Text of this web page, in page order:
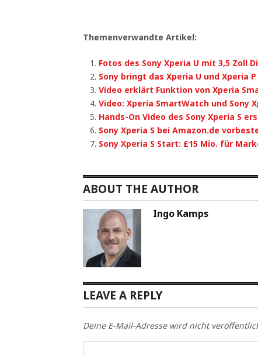
Themenverwandte Artikel:
Fotos des Sony Xperia U mit 3,5 Zoll
Sony bringt das Xperia U und Xperia P
Video erklärt Funktion von Xperia
Video: Xperia SmartWatch und Sony
Hands-On Video des Sony Xperia S
Sony Xperia S bei Amazon.de
Sony Xperia S Start: £15 Mio. für
ABOUT THE AUTHOR
Ingo Kamps
LEAVE A REPLY
Deine E-Mail-Adresse wird nicht